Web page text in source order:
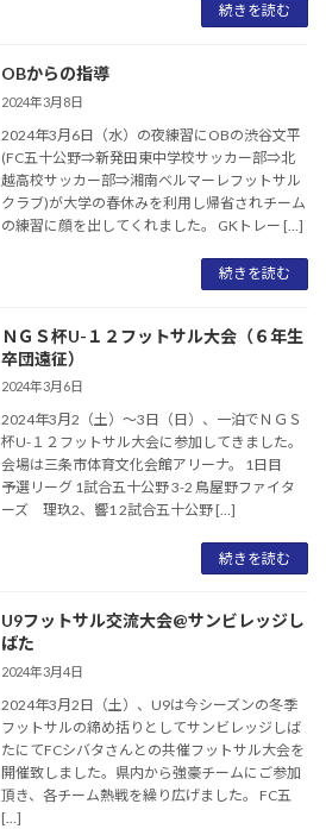
続きを読む
OBからの指導
2024年3月8日
2024年3月6日（水）の夜練習にOBの渋谷文平
(FC五十公野⇒新発田東中学校サッカー部⇒北
越高校サッカー部⇒湘南ベルマーレフットサル
クラブ)が大学の春休みを利用し帰省されチーム
の練習に顔を出してくれました。 GKトレー […]
続きを読む
ＮＧＳ杯U-１２フットサル大会（６年生
卒団遠征）
2024年3月6日
2024年3月2（土）～3日（日）、一泊でＮＧＳ
杯U-１２フットサル大会に参加してきました。
会場は三条市体育文化会館アリーナ。 1日目
予選リーグ 1試合五十公野 3-2 鳥屋野ファイタ
ーズ 理玖2、響1 2試合五十公野 […]
続きを読む
U9フットサル交流大会@サンビレッジし
ばた
2024年3月4日
2024年3月2日（土）、U9は今シーズンの冬季
フットサルの締め括りとしてサンビレッジしば
たにてFCシバタさんとの共催フットサル大会を
開催致しました。県内から強豪チームにご参加
頂き、各チーム熱戦を繰り広げました。 FC五
[…]